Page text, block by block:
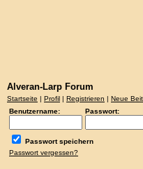
Alveran-Larp Forum
Startseite | Profil | Registrieren | Neue
Benutzername:
Passwort:
Passwort speichern
Passwort vergessen?